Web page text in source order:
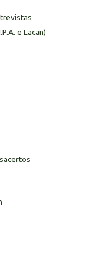
e Lacan)